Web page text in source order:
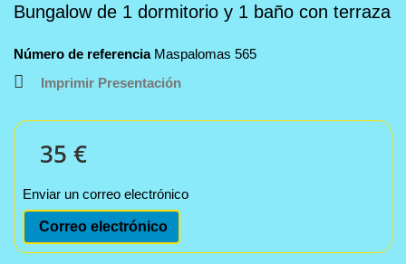
Bungalow de 1 dormitorio y 1 baño con terraza
Número de referencia Maspalomas 565
Imprimir Presentación
35 €
Enviar un correo electrónico
Correo electrónico